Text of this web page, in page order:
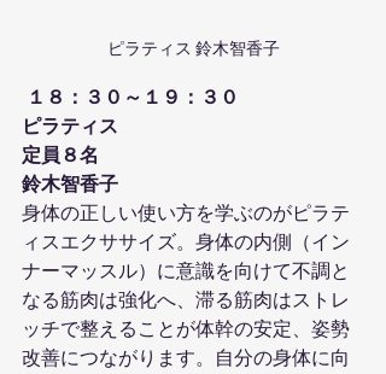
ピラティス 鈴木智香子
１８：３０～１９：３０
ピラティス
定員８名
鈴木智香子
身体の正しい使い方を学ぶのがピラテ
ィスエクササイズ。身体の内側（イン
ナーマッスル）に意識を向けて不調と
なる筋肉は強化へ、滞る筋肉はストレ
ッチで整えることが体幹の安定、姿勢
改善につながります。自分の身体に向